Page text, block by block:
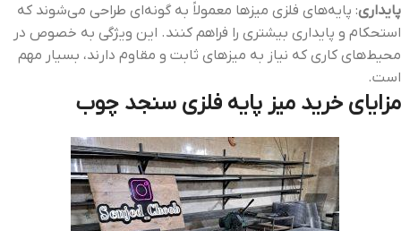
پایداری: پایه‌های فلزی میزها معمولاً به گونه‌ای طراحی می‌شوند که
استحکام و پایداری بیشتری را فراهم کنند. این ویژگی به خصوص در
محیط‌های کاری که نیاز به میزهای ثابت و مقاوم دارند، بسیار مهم
است.
مزایای خرید میز پایه فلزی سنجد چوب